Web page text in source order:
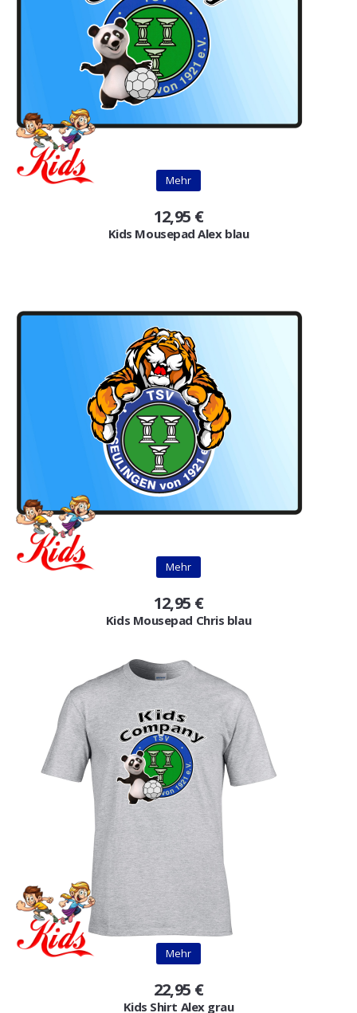
Mehr
12,95 €
Kids Mousepad Alex blau
Mehr
12,95 €
Kids Mousepad Chris blau
Mehr
22,95 €
Kids Shirt Alex grau